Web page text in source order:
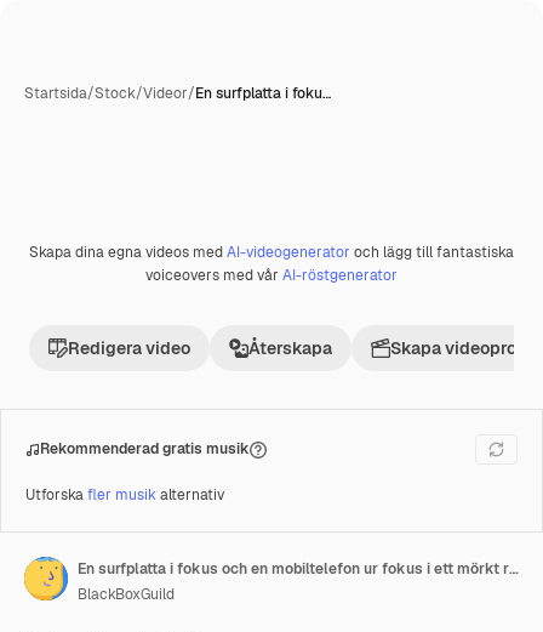
Startsida/Stock/Videor/En surfplatta i foku…
Premie
Skapa dina egna videos medAI-videogenerator och lägg till fantastiska
voiceovers med vår AI-röstgenerator
Redigera video Återskapa Skapa
Rekommenderad gratis musik
Utforskafler musikalternativ
En surfplatta i fokus och en mobiltelefon ur fokus i ett mörkt rum, båda visar ett hypnotiskt spiralmönster.
BlackBoxGuild